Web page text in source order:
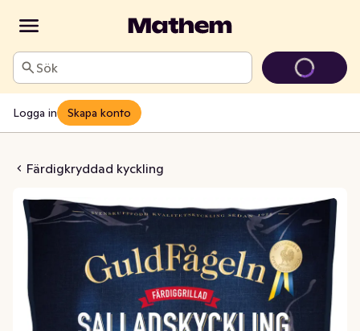
Sök
Logga in Skapa konto
Färdigkryddad kyckling
Grillad Fryst